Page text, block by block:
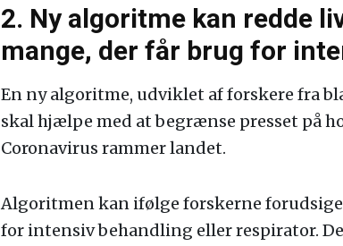
2. Ny algoritme kan redde
mange, der får brug for
En ny algoritme, udviklet af forskere fra
skal hjælpe med at begrænse presset på
Coronavirus rammer landet.
Algoritmen kan ifølge forskerne
for intensiv behandling eller respirator.